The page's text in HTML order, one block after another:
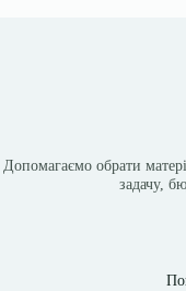
Допомагаємо обрати
задачу,